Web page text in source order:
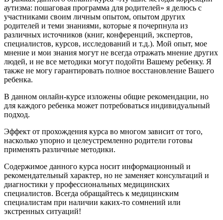
аутизма: пошаговая программа для родителей» я делюсь с
участниками своим личным опытом, опытом других
родителей и теми знаниями, которые я почерпнула из
различных источников (книг, конференций, экспертов,
специалистов, курсов, исследований и т.д.). Мой опыт, мое
мнение и мои знания могут не всегда отражать мнение других
людей, и не все методики могут подойти Вашему ребенку. Я
также не могу гарантировать полное восстановление Вашего
ребенка.
В данном онлайн-курсе изложены общие рекомендации, но
для каждого ребенка может потребоваться индивидуальный
подход.
Эффект от прохождения курса во многом зависит от того,
насколько упорно и целеустремленно родители готовы
применять различные методики.
Содержимое данного курса носит информационный и
рекомендательный характер, но не заменяет консультаций и
диагностики у профессиональных медицинских
специалистов. Всегда обращайтесь к медицинским
специалистам при наличии каких-то сомнений или
экстренных ситуаций!